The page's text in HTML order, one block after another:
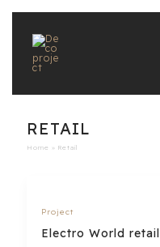
naar
inhoud
RETAIL
Home Retail
Project
Electro World